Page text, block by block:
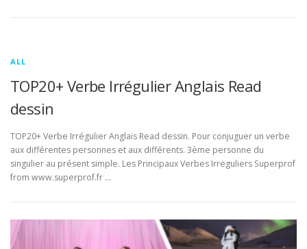
ALL
TOP20+ Verbe Irrégulier Anglais Read
dessin
TOP20+ Verbe Irrégulier Anglais Read dessin. Pour conjuguer un verbe
aux différentes personnes et aux différents. 3ème personne du
singulier au présent simple. Les Principaux Verbes Irreguliers Superprof
from www.superprof.fr …